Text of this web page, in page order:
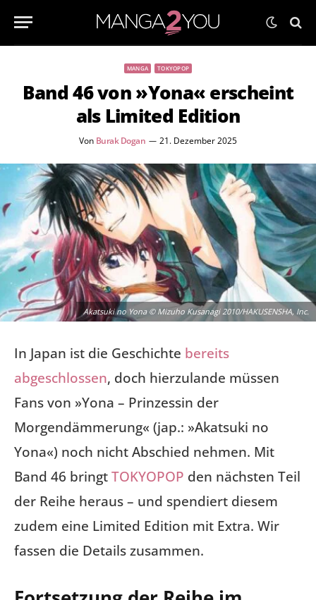
MANGA TOKYOPOP
Band 46 von »Yona« erscheint
als Limited Edition
Von Burak Dogan 21. Dezember 2025
Akatsuki no Yona © Mizuho Kusanagi 2010/HAKUSENSHA, Inc.
In Japan ist die Geschichte bereits
abgeschlossen, doch hierzulande müssen
Fans von »Yona – Prinzessin der
Morgendämmerung« (jap.: »Akatsuki no
Yona«) noch nicht Abschied nehmen. Mit
Band 46 bringtTOKYOPOP den nächsten Teil
der Reihe heraus – und spendiert diesem
zudem eine Limited Edition mit Extra. Wir
fassen die Details zusammen.